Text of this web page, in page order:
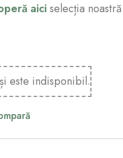
aiciselecția
este indisponibil.